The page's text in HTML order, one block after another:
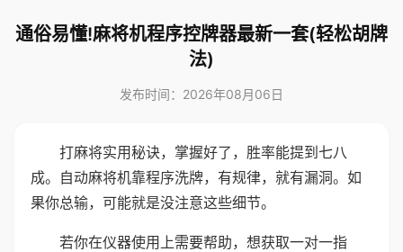
通俗易懂!麻将机程序控牌器最新一套(轻松胡牌
法)
发布时间：2026年08月06日
打麻将实用秘诀，掌握好了，胜率能提到七八
成。自动麻将机靠程序洗牌，有规律，就有漏洞。如
果你总输，可能就是没注意这些细节。
若你在仪器使用上需要帮助，想获取一对一指